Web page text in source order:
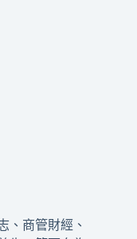
、商管財經、